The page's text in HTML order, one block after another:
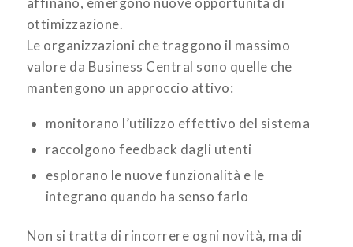
ottimizzazione.
Le organizzazioni che traggono il massimo
valore da Business Central sono quelle che
mantengono un approccio attivo:
monitorano l’utilizzo effettivo del sistema
raccolgono feedback dagli utenti
esplorano le nuove funzionalità e le
integrano quando ha senso farlo
Non si tratta di rincorrere ogni novità, ma di